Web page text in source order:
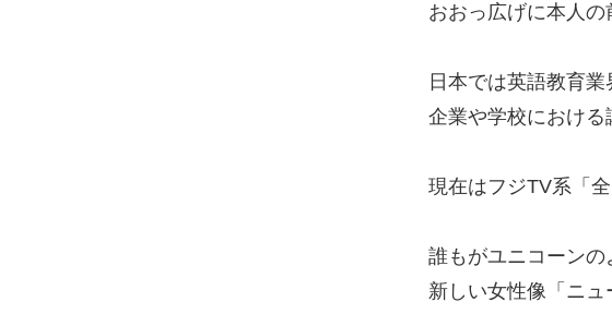
おおっ広げに本人の
日本では英語教育
企業や学校における
現在はフジTV系「
誰もがユニコーンの
新しい女性像「ニュ